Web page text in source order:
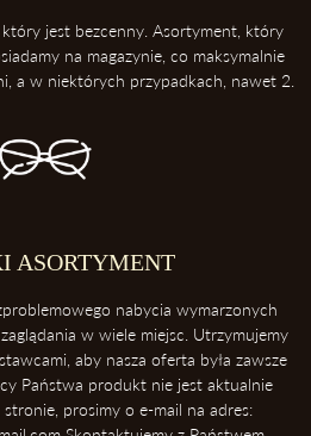
przed porysowaniem.
temperaturami
rozdzielcza samochodu. Soczewki
jest bezcenny. Asortyment, który
na magazynie, co maksymalnie
a w niektórych przypadkach, nawet 2.
ASORTYMENT
nabycia wymarzonych
w wiele miejsc. Utrzymujemy
aby nasza oferta była zawsze
Państwa produkt nie jest aktualnie
stronie, prosimy o e-mail na adres: